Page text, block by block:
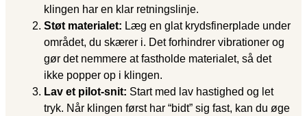
klingen har en klar retningslinje.
Støt materialet: Læg en glat krydsfinerplade under
området, du skærer i. Det forhindrer vibrationer og
gør det nemmere at fastholde materialet, så det
ikke popper op i klingen.
Lav et pilot-snit: Start med lav hastighed og let
tryk. Når klingen først har “bidt” sig fast, kan du øge